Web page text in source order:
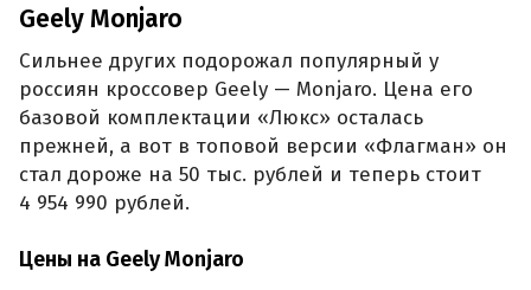
Geely Monjaro
Сильнее других подорожал популярный у
россиян кроссовер Geely — Monjaro. Цена его
базовой комплектации «Люкс» осталась
прежней, а вот в топовой версии «Флагман» он
стал дороже на 50 тыс. рублей и теперь стоит
4 954 990 рублей.
Цены на Geely Monjaro